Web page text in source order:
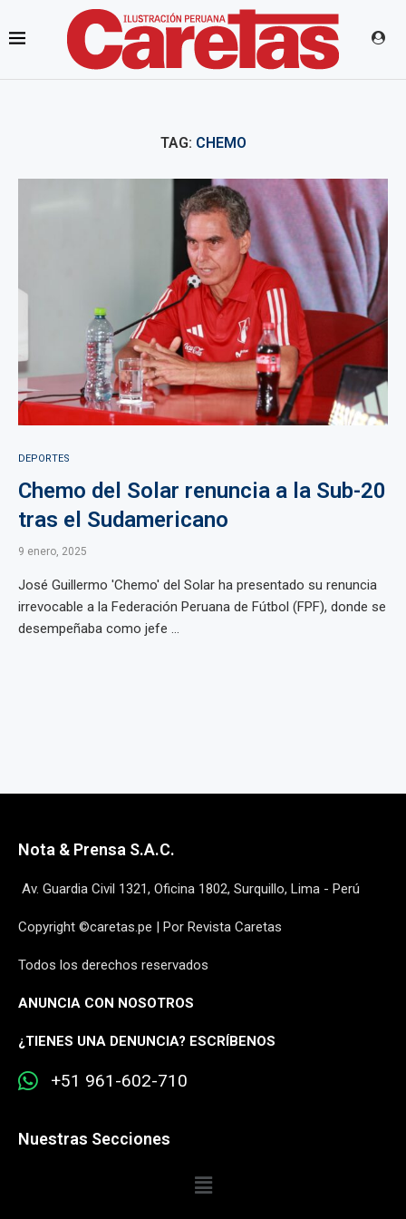
TAG: CHEMO
DEPORTES
Chemo del Solar renuncia a la Sub-20
tras el Sudamericano
9 enero, 2025
José Guillermo 'Chemo' del Solar ha presentado su renuncia
irrevocable a la Federación Peruana de Fútbol (FPF), donde se
desempeñaba como jefe ...
Nota & Prensa S.A.C.
Av. Guardia Civil 1321, Oficina 1802, Surquillo, Lima - Perú
Copyright ©caretas.pe | Por Revista Caretas
Todos los derechos reservados
ANUNCIA CON NOSOTROS
¿TIENES UNA DENUNCIA? ESCRÍBENOS
+51 961-602-710
Nuestras Secciones